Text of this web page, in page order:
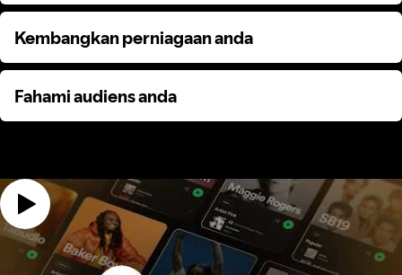
Kembangkan perniagaan anda
Kembangkan perniagaan anda
Fahami audiens anda
Fahami audiens anda